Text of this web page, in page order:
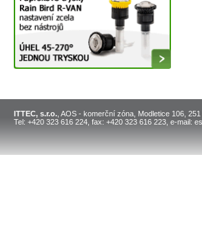
ITTEC, s.r.o. , AOS - komerční zóna, Modletice 106,
Tel: +420 323 616 224, fax: +420 323 616 223, e-mail: